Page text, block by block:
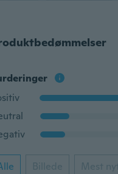
Billede Mest